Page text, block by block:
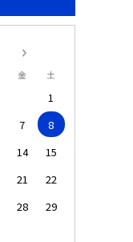
金 土
1
7
8
14
15
21
22
28
29